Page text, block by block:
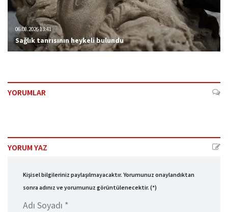
06.08.2026 13:41
Sağlık tanrısının heykeli bulundu
YORUMLAR
YORUM YAZ
Kişisel bilgileriniz paylaşılmayacaktır. Yorumunuz onaylandıktan
sonra adınız ve yorumunuz görüntülenecektir. (*)
Adı Soyadı *